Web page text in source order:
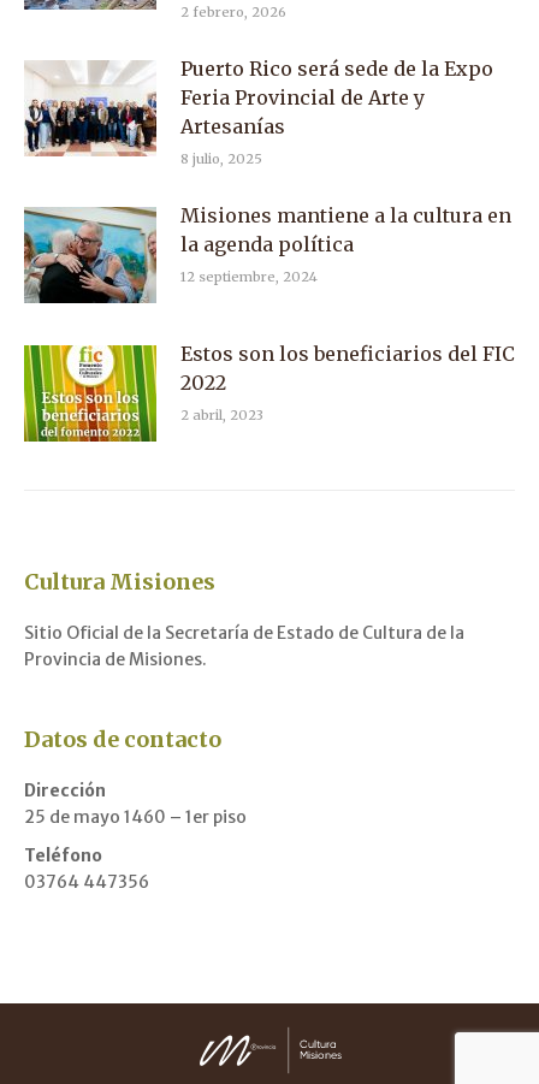
2 febrero, 2026
Puerto Rico será sede de la Expo
Feria Provincial de Arte y
Artesanías
8 julio, 2025
Misiones mantiene a la cultura en
la agenda política
12 septiembre, 2024
Estos son los beneficiarios del FIC
2022
2 abril, 2023
Cultura Misiones
Sitio Oficial de la Secretaría de Estado de Cultura de la
Provincia de Misiones.
Datos de contacto
Dirección
25 de mayo 1460 – 1er piso
Teléfono
03764 447356